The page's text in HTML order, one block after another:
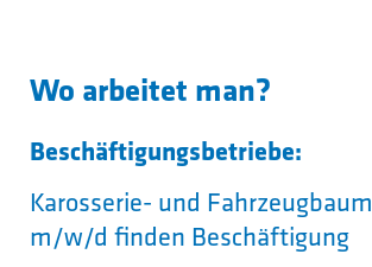
Wo arbeitet man?
Beschäftigungsbetriebe:
Karosserie- und
m/w/d finden Beschäftigung